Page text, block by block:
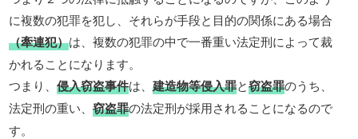
に複数の犯罪を犯し、それらが手段と目的の関係にある場合
（牽連犯）は、複数の犯罪の中で一番重い法定刑によって裁
かれることになります。
つまり、侵入窃盗事件は、建造物等侵入罪と窃盗罪のうち、
法定刑の重い、窃盗罪の法定刑が採用されることになるので
す。